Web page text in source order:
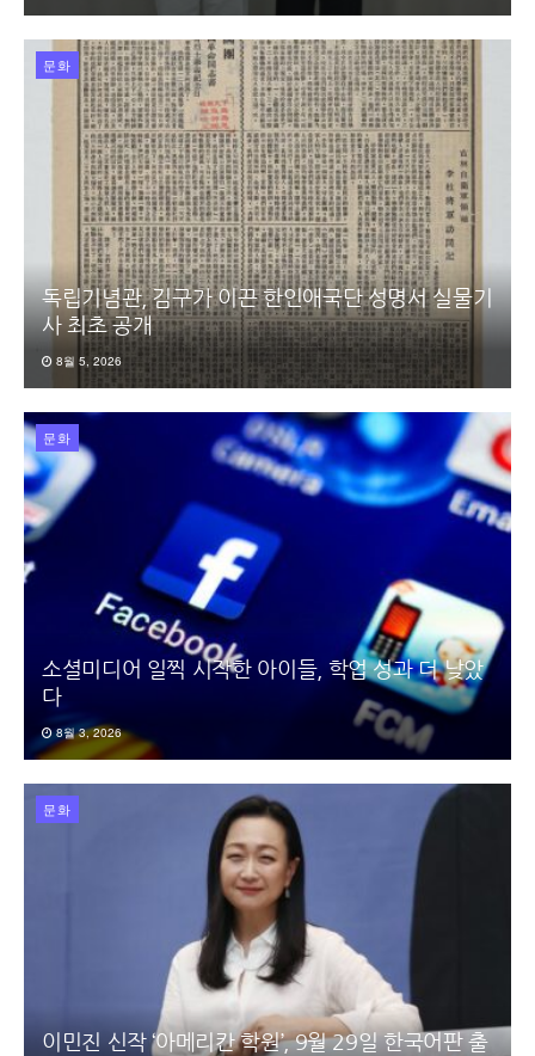
문화
독립기념관, 김구가 이끈 한인애국단 성명서 실물기
사 최초 공개
8월 5, 2026
문화
소셜미디어 일찍 시작한 아이들, 학업 성과 더 낮았
다
8월 3, 2026
문화
이민진 신작 ‘아메리칸 학원’, 9월 29일 한국어판 출